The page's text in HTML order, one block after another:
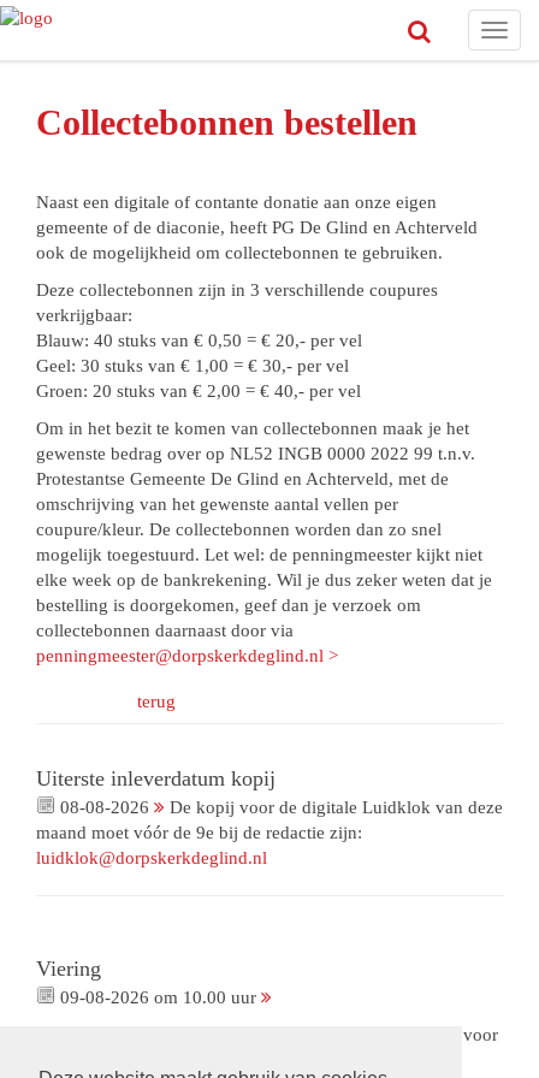
Collectebonnen bestellen
Naast een digitale of contante donatie aan onze eigen
gemeente of de diaconie, heeft PG De Glind en Achterveld
ook de mogelijkheid om collectebonnen te gebruiken.
Deze collectebonnen zijn in 3 verschillende coupures
verkrijgbaar:
Blauw: 40 stuks van € 0,50 = € 20,- per vel
Geel: 30 stuks van € 1,00 = € 30,- per vel
Groen: 20 stuks van € 2,00 = € 40,- per vel
Om in het bezit te komen van collectebonnen maak je het
gewenste bedrag over op NL52 INGB 0000 2022 99 t.n.v.
Protestantse Gemeente De Glind en Achterveld, met de
omschrijving van het gewenste aantal vellen per
coupure/kleur. De collectebonnen worden dan zo snel
mogelijk toegestuurd. Let wel: de penningmeester kijkt niet
elke week op de bankrekening. Wil je dus zeker weten dat je
bestelling is doorgekomen, geef dan je verzoek om
collectebonnen daarnaast door via
penningmeester@dorpskerkdeglind.nl >
terug
Uiterste inleverdatum kopij
08-08-2026
De kopij voor de digitale Luidklok van deze
maand moet vóór de 9e bij de redactie zijn:
luidklok@dorpskerkdeglind.nl
Viering
09-08-2026 om 10.00 uur
Viering met gemeenteleden als voorganger. Met collecte voor